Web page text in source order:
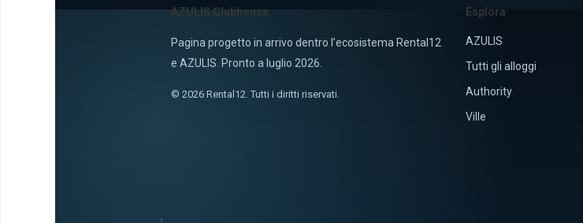
AZULIS Clubhouse
Pagina progetto in arrivo dentro l’ecosistema Rental12
e AZULIS. Pronto a luglio 2026.
© 2026 Rental12. Tutti i diritti riservati.
Esplora
AZULIS
Tutti gli alloggi
Authority
Ville